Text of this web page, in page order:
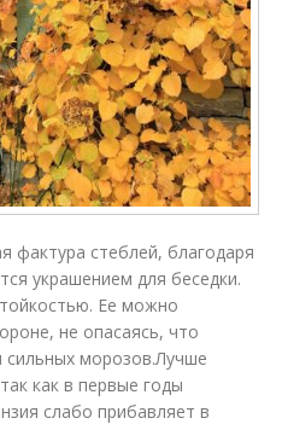
фактура стеблей, благодаря
украшением для беседки.
Ее можно
не опасаясь, что
морозов.Лучше
как в первые годы
слабо прибавляет в